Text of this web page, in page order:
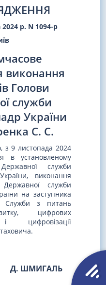
р. N 1094-р
виконання
Голови
служби
України
С. С.
з 9 листопада 2024
в установленому
служби
виконання
служби
на заступника
Служби з питань
цифрових
цифровізації
Д. ШМИГАЛЬ